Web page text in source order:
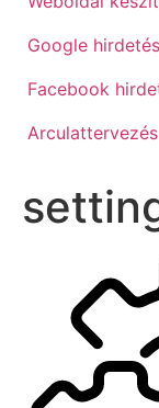
Google
Facebook
Arculattervezés